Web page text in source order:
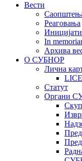
Вести
Реаговања
In
Архива
О СУБНОР
Лична
Статут
Органи